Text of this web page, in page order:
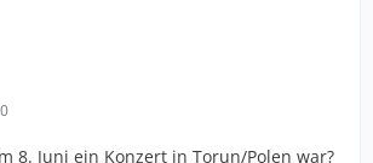
8. Juni ein Konzert in Torun/Polen war?